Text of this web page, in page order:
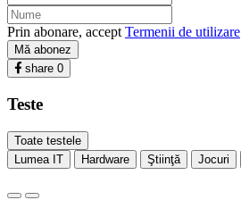
Prin abonare, accept Termenii de utilizare
Mă abonez
share 0
Teste
Toate testele
Lumea IT
Hardware Ştiinţă Jocuri